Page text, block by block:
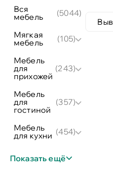
вся
мебель
(5044)
мягкая
мебель
(105)
мебель
для
прихожей
(243)
мебель
для
гостиной
(357)
мебель
для кухни (454)
Показать ещё